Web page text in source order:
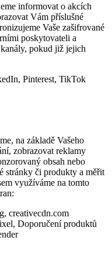
informovat o akcích
Vám příslušné
Vaše zašifrované
poskytovateli a
pokud již jejich
Pinterest, TikTok
na základě Vašeho
zobrazovat reklamy
obsah nebo
stránky či produkty a měřit
využíváme na tomto
creativecdn.com
Doporučení produktů